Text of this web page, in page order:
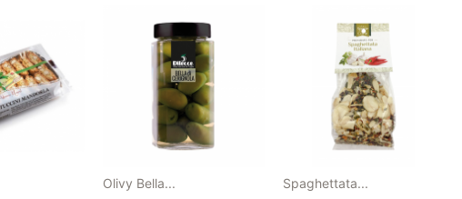
Olivy Bella... Spaghettata...